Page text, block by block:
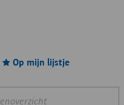
Op mijn lijstje